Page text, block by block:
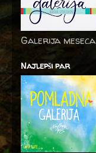
Galerija meseca
Najlepši par